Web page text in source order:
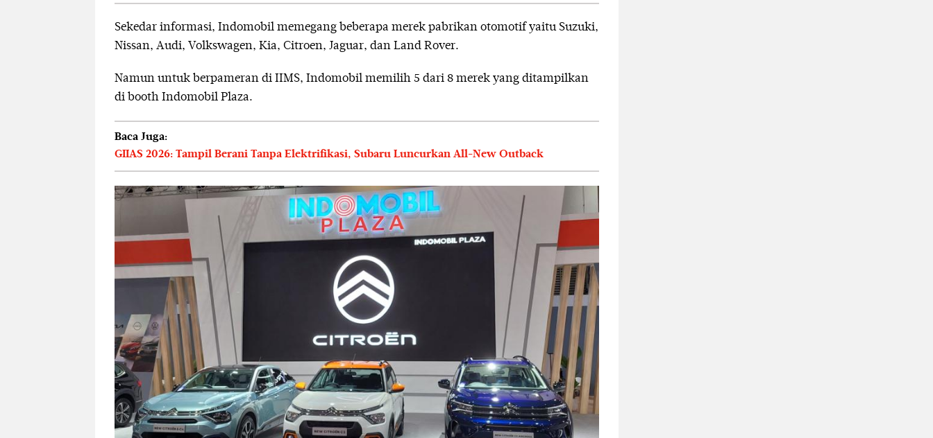
Sekedar informasi, Indomobil memegang beberapa merek pabrikan otomotif yaitu Suzuki,
Nissan, Audi, Volkswagen, Kia, Citroen, Jaguar, dan Land Rover.
Namun untuk berpameran di IIMS, Indomobil memilih 5 dari 8 merek yang ditampilkan
di booth Indomobil Plaza.
Baca Juga:
GIIAS 2026: Tampil Berani Tanpa Elektrifikasi, Subaru Luncurkan All-New Outback